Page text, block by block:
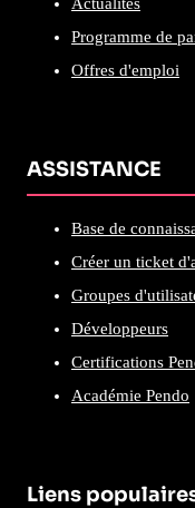
Programme de
Offres d'emploi
ASSISTANCE
Base de
Créer un ticket
Groupes
Développeurs
Certifications
Académie Pendo
Liens